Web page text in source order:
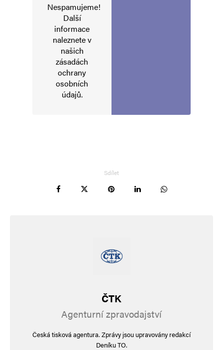
Nespamujeme!
Další
informace
naleznete v
našich
zásadách
ochrany
osobních
údajů.
Sdílet
ČTK
Agenturní zpravodajství
Česká tisková agentura. Zprávy jsou upravovány redakcí
Deníku TO.